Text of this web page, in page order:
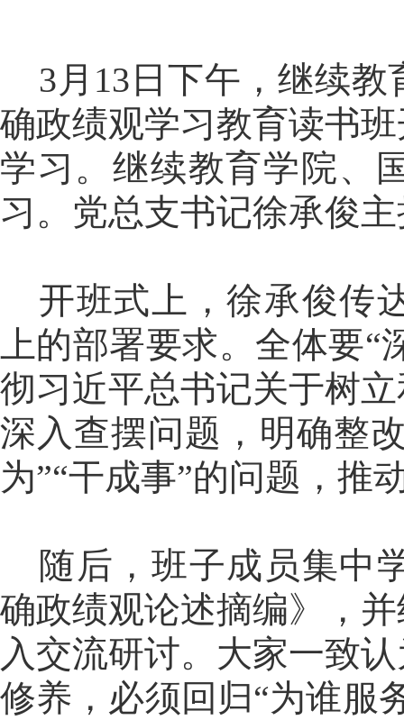
3月13日下午，继续
确政绩观学习教育读书
学习。继续教育学院、
习。党总支书记徐承俊
开班式上，徐承俊传
上的部署要求。全体要“
彻习近平总书记关于树
深入查摆问题，明确整
为”“干成事”的问题，推
随后，班子成员集中
确政绩观论述摘编》，
入交流研讨。大家一致
修养，必须回归“为谁服